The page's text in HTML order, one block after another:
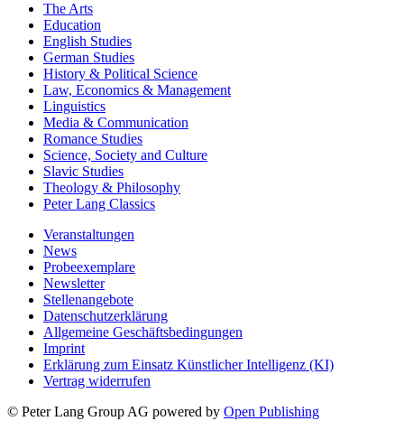
The Arts
Education
English Studies
German Studies
History & Political Science
Law, Economics & Management
Linguistics
Media & Communication
Romance Studies
Science, Society and Culture
Slavic Studies
Theology & Philosophy
Peter Lang Classics
Veranstaltungen
News
Probeexemplare
Newsletter
Stellenangebote
Datenschutzerklärung
Allgemeine Geschäftsbedingungen
Imprint
Erklärung zum Einsatz Künstlicher Intelligenz (KI)
Vertrag widerrufen
© Peter Lang Group AG powered by Open Publishing